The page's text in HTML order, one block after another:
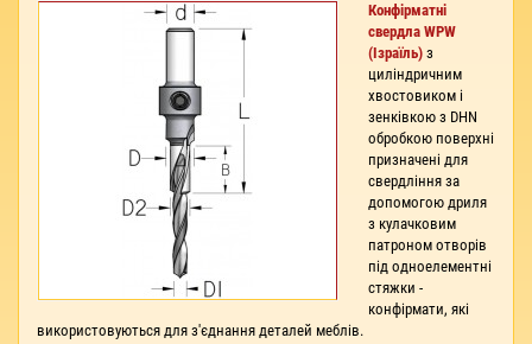
Конфірматні
свердла WPW
(Ізраїль) з
циліндричним
хвостовиком і
зенківкою з DHN
обробкою поверхні
призначені для
свердління за
допомогою дриля
з кулачковим
патроном отворів
під одноелементні
стяжки -
конфірмати, які
використовуються для з'єднання деталей меблів.